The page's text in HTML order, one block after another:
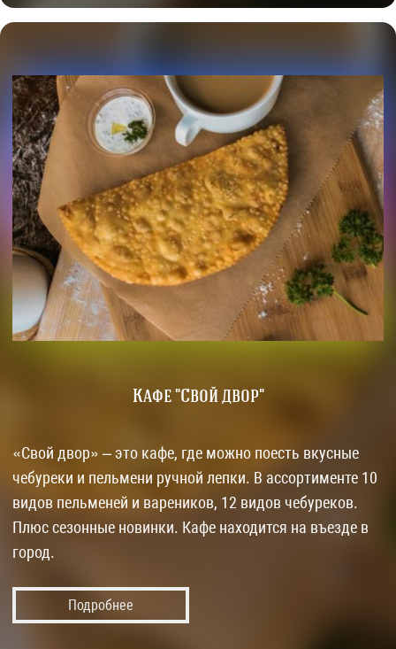
Кафе "Свой двор"
«Свой двор» – это кафе, где можно поесть вкусные
чебуреки и пельмени ручной лепки. В ассортименте 10
видов пельменей и вареников, 12 видов чебуреков.
Плюс сезонные новинки. Кафе находится на въезде в
город.
Подробнее